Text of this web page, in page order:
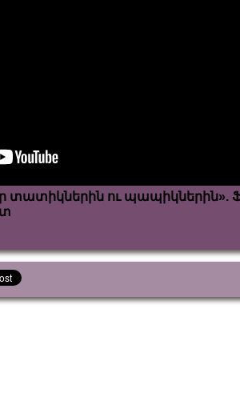
տատիկներին ու պապիկներին».